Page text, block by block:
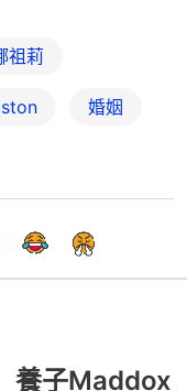
祖莉
婚姻
養子Maddox